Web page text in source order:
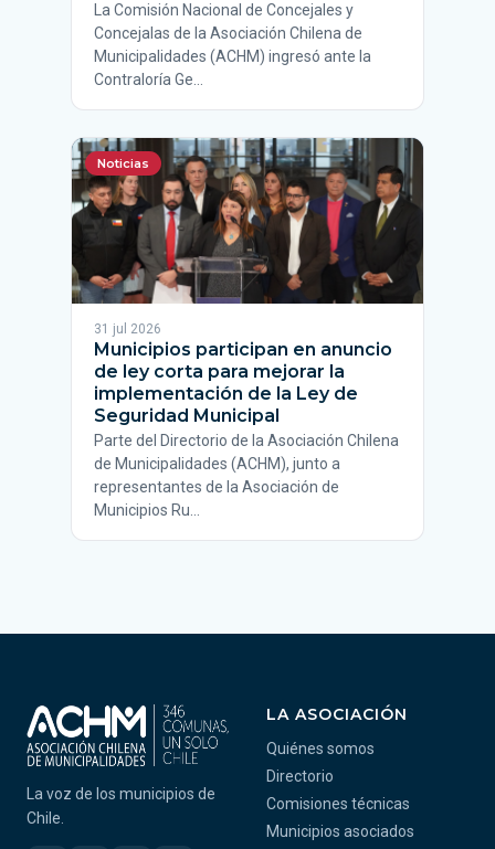
La Comisión Nacional de Concejales y
Concejalas de la Asociación Chilena de
Municipalidades (ACHM) ingresó ante la
Contraloría Ge…
Noticias
31 jul 2026
Municipios participan en anuncio
de ley corta para mejorar la
implementación de la Ley de
Seguridad Municipal
Parte del Directorio de la Asociación Chilena
de Municipalidades (ACHM), junto a
representantes de la Asociación de
Municipios Ru…
La voz de los municipios de
Chile.
LA ASOCIACIÓN
Quiénes somos
Directorio
Comisiones técnicas
Municipios asociados